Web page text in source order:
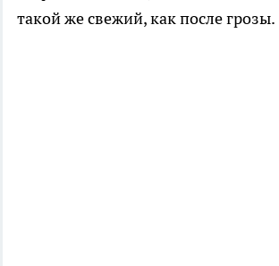
такой же свежий, как после грозы.